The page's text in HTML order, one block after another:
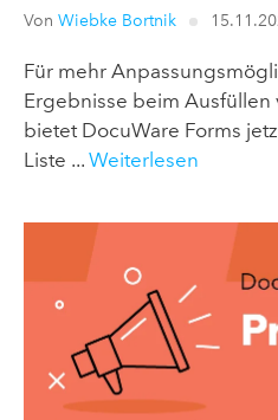
Von Wiebke Bortnik
Für mehr
Ergebnisse beim Ausfüllen
bietet DocuWare Forms
Liste ... Weiterlesen